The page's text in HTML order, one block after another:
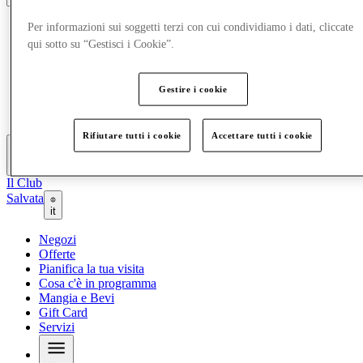
Negozi
Offerte
Cosa c'è in programma
Il Club
Salvata
it
Negozi
Offerte
Pianifica la tua visita
Cosa c'è in programma
Mangia e Bevi
Gift Card
Servizi
Per informazioni sui soggetti terzi con cui condividiamo i dati, cliccate
qui sotto su “Gestisci i Cookie”.
Gestire i cookie
Rifiutare tutti i cookie Accettare tutti i cookie